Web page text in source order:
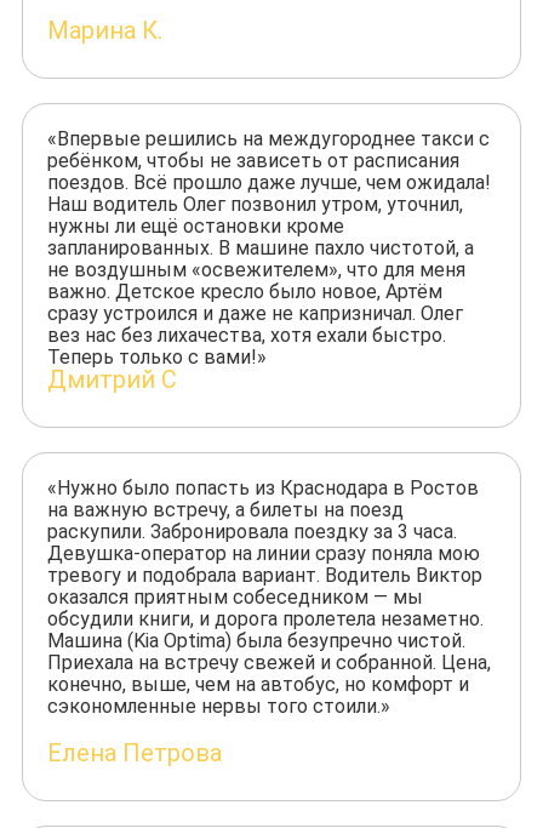
Марина К.
«Впервые решились на междугороднее такси с
ребёнком, чтобы не зависеть от расписания
поездов. Всё прошло даже лучше, чем ожидала!
Наш водитель Олег позвонил утром, уточнил,
нужны ли ещё остановки кроме
запланированных. В машине пахло чистотой, а
не воздушным «освежителем», что для меня
важно. Детское кресло было новое, Артём
сразу устроился и даже не капризничал. Олег
вез нас без лихачества, хотя ехали быстро.
Теперь только с вами!»
Дмитрий С
«Нужно было попасть из Краснодара в Ростов
на важную встречу, а билеты на поезд
раскупили. Забронировала поездку за 3 часа.
Девушка-оператор на линии сразу поняла мою
тревогу и подобрала вариант. Водитель Виктор
оказался приятным собеседником — мы
обсудили книги, и дорога пролетела незаметно.
Машина (Kia Optima) была безупречно чистой.
Приехала на встречу свежей и собранной. Цена,
конечно, выше, чем на автобус, но комфорт и
сэкономленные нервы того стоили.»
Елена Петрова